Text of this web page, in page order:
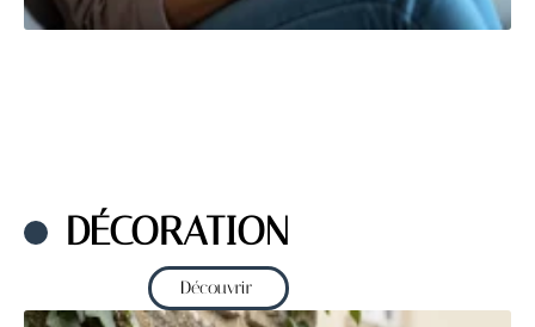
DÉCORATION
Découvrir